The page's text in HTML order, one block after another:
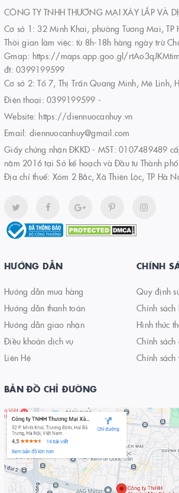
CÔNG TY TNHH THƯƠNG MẠI XÂY LẮP VÀ
Cơ sở 1: 32 Minh Khai, phường Tương Mai, TP
Thời gian làm việc: từ 8h-18h hàng ngày trừ
Gmap: https://maps.app.goo.gl/
đt: 0399199599
Cơ sở 2: Tổ 7, Thị Trấn Quang Minh, Mê Linh,
Điện thoại: 0399199599 -
Website: https://diennuocanhuy.vn
Email: diennuocanhuy@gmail.com
Giấy chứng nhận ĐKKD - MST: 0107489489
năm 2016 tại Sở kế hoạch và Đầu tư Thành
Địa chỉ thuế: Xóm 2 Bắc, Xã Thiên Lộc, TP Hà
HƯỚNG DẪN
Hướng dẫn mua hàng
Hướng dẫn thanh toán
Hướng dẫn giao nhận
Điều khoản dịch vụ
Liên Hệ
CHÍNH
Quy định
Chính
Hình thức
Chính
Chính sách
BẢN ĐỒ CHỈ ĐƯỜNG